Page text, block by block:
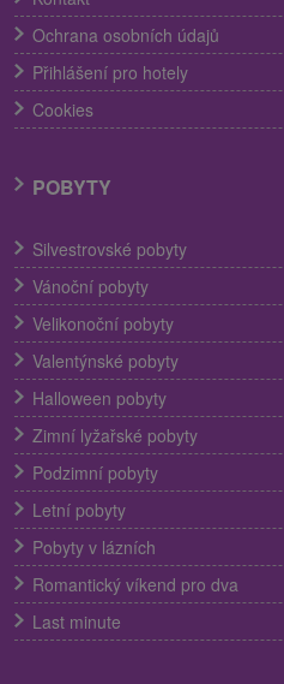
Ochrana osobních údajů
Přihlášení pro hotely
Cookies
POBYTY
Silvestrovské pobyty
Vánoční pobyty
Velikonoční pobyty
Valentýnské pobyty
Halloween pobyty
Zimní lyžařské pobyty
Podzimní pobyty
Letní pobyty
Pobyty v lázních
Romantický víkend pro dva
Last minute